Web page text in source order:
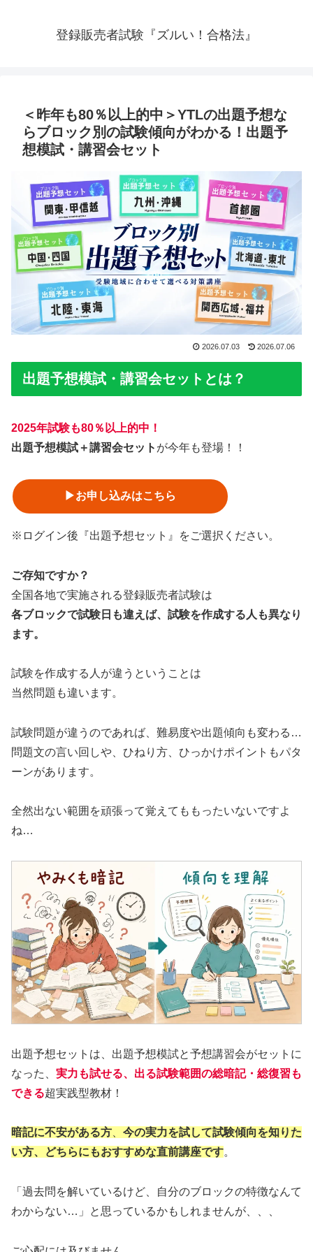
登録販売者試験『ズルい！合格法』
＜昨年も80％以上的中＞YTLの出題予想な
らブロック別の試験傾向がわかる！出題予
想模試・講習会セット
2026.07.03 2026.07.06
出題予想模試・講習会セットとは？
2025年試験も80％以上的中！
出題予想模試＋講習会セット が今年も登場！！
▶︎お申し込みはこちら
※ログイン後『出題予想セット』をご選択ください。
ご存知ですか？
全国各地で実施される登録販売者試験は
各ブロックで試験日も違えば、試験を作成する人も異なり
ます。
試験を作成する人が違うということは
当然問題も違います。
試験問題が違うのであれば、難易度や出題傾向も変わる…
問題文の言い回しや、ひねり方、ひっかけポイントもパタ
ーンがあります。
全然出ない範囲を頑張って覚えてももったいないですよ
ね…
出題予想セットは、出題予想模試と予想講習会がセットに
なった、 実力も試せる、出る試験範囲の総暗記・総復習も
できる超実践型教材！
暗記に不安がある方
今の実力を試して試験傾向を知りた
い方、どちらにもおすすめな直前講座です。
「過去問を解いているけど、自分のブロックの特徴なんて
わからない…」と思っているかもしれませんが、、、